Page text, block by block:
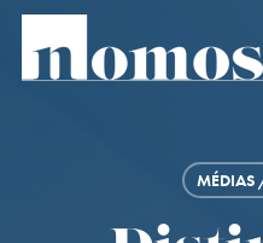
Skip
main
MÉDIAS